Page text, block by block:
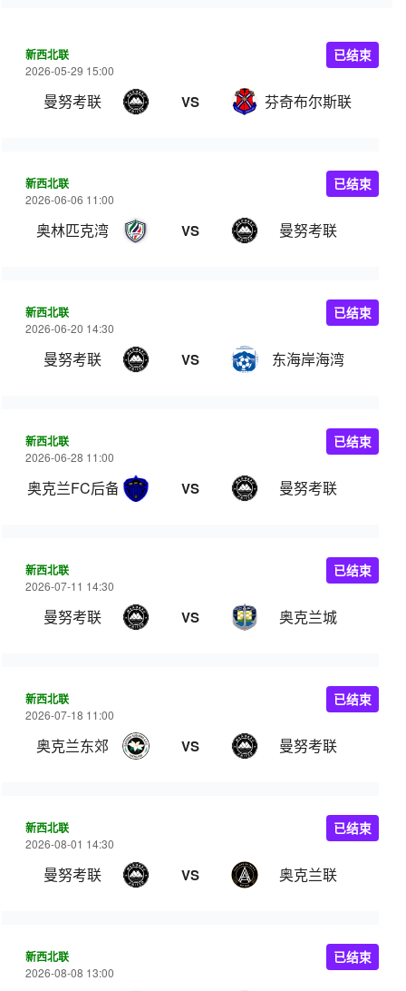
新西北联
2026-05-29 15:00
曼努考联 VS 芬奇布尔斯联
已结束
新西北联
2026-06-06 11:00
奥林匹克湾 VS 曼努考联
已结束
新西北联
2026-06-20 14:30
曼努考联 VS 东海岸海湾
已结束
新西北联
2026-06-28 11:00
奥克兰FC后备队 VS 曼努考联
已结束
新西北联
2026-07-11 14:30
曼努考联 VS 奥克兰城
已结束
新西北联
2026-07-18 11:00
奥克兰东郊 VS 曼努考联
已结束
新西北联
2026-08-01 14:30
曼努考联 VS 奥克兰联
已结束
新西北联
2026-08-08 13:00
已结束